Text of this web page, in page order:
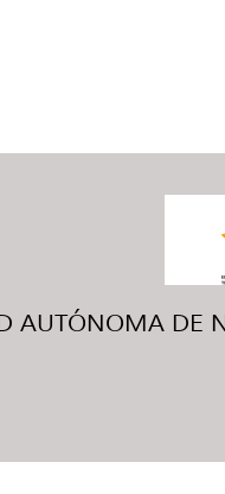
AUTÓNOMA DE